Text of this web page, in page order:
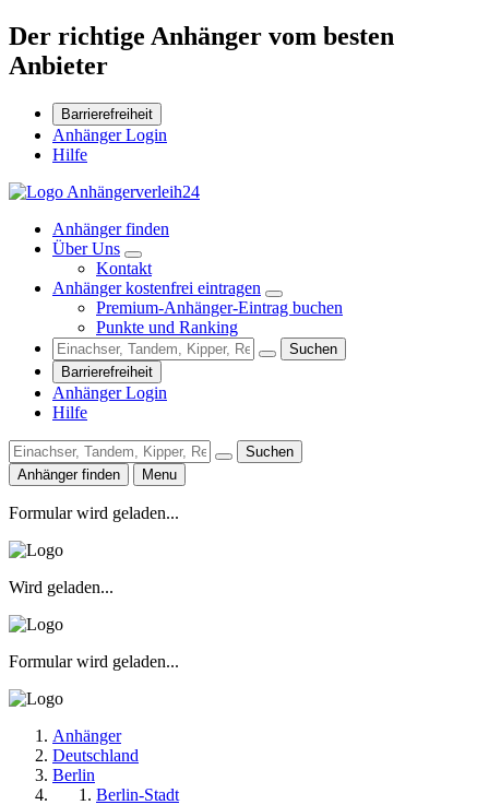
Der richtige Anhänger vom besten
Anbieter
Barrierefreiheit
Anhänger Login
Hilfe
Anhänger finden
Über Uns
Kontakt
Anhänger kostenfrei eintragen
Premium-Anhänger-Eintrag buchen
Punkte und Ranking
Suchen
Barrierefreiheit
Anhänger Login
Hilfe
Suchen
Anhänger finden
Menu
Formular wird geladen...
Wird geladen...
Formular wird geladen...
Anhänger
Deutschland
Berlin
Berlin-Stadt